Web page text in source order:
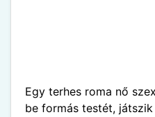
Egy terhes roma nő
be formás testét,